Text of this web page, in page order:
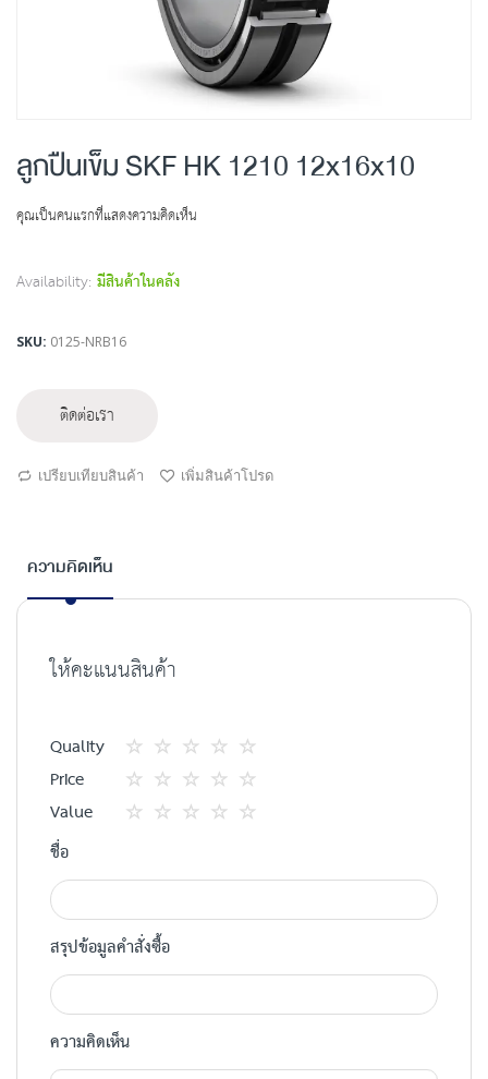
to
the
ลูกปืนเข็ม SKF HK 1210 12x16x10
คุณเป็นคนแรกที่แสดงความคิดเห็น
Availability: มีสินค้าในคลัง
SKU 0125-NRB16
ติดต่อเรา
เปรียบเทียบสินค้า เพิ่มสินค้าโปรด
ความคิดเห็น
ให้คะแนนสินค้า
Quality
1
star
2
ดาว
3
ดาว
4
ดาว
5
ดาว
Price
1
2
3
4
5
Value
ชื่อ
สรุปข้อมูลคำสั่งซื้อ
ความคิดเห็น